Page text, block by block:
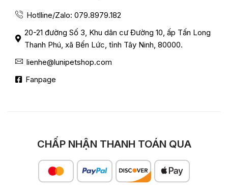
Hotlline/Zalo: 079.8979.182
20-21 đường Số 3, Khu dân cư Đường 10, ấp Tấn Long
Thanh Phú, xã Bến Lức, tỉnh Tây Ninh, 80000.
lienhe@lunipetshop.com
Fanpage
CHẤP NHẬN THANH TOÁN QUA